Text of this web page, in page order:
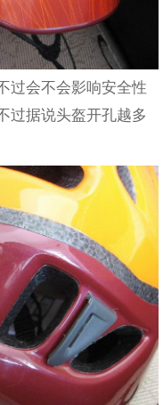
过会不会影响安全性
过据说头盔开孔越多